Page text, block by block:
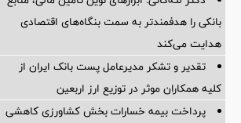
بانکی را هدفمندتر به سمت بنگاه‌های اقتصادی
هدایت می‌کند
تقدیر و تشکر مدیرعامل پست بانک ایران از
کلیه همکاران موثر در توزیع ارز اربعین
پرداخت بیمه خسارات بخش کشاورزی کاهشی